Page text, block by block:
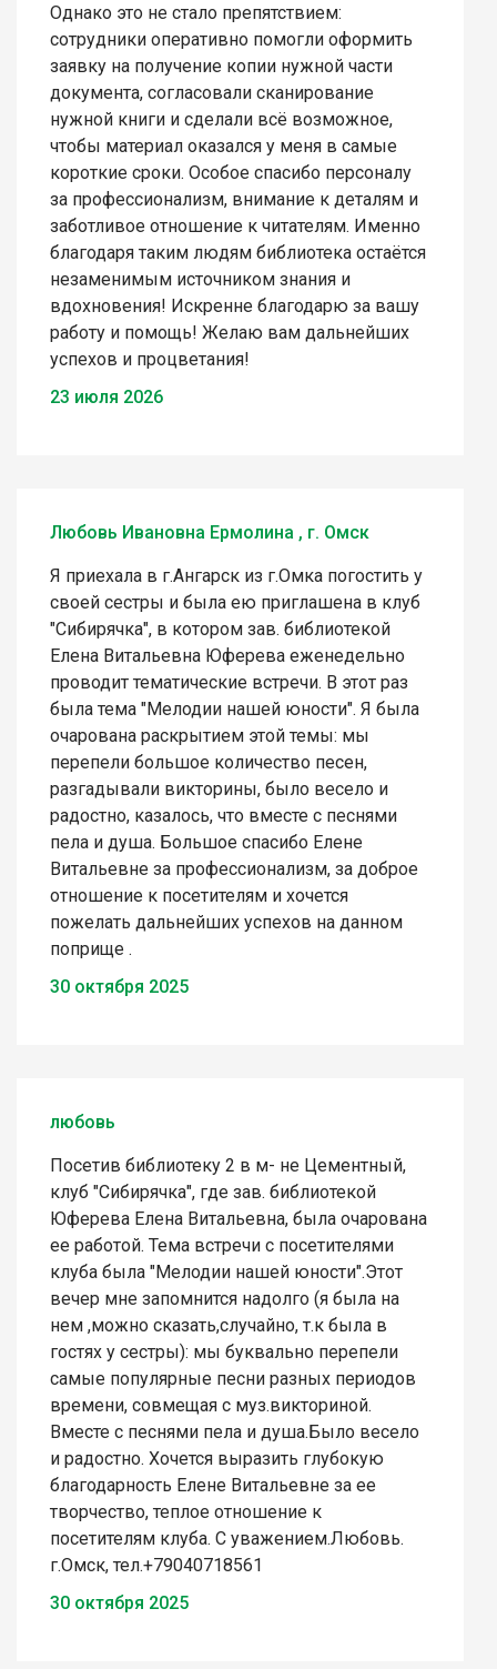
Однако это не стало препятствием:
сотрудники оперативно помогли оформить
заявку на получение копии нужной части
документа, согласовали сканирование
нужной книги и сделали всё возможное,
чтобы материал оказался у меня в самые
короткие сроки. Особое спасибо персоналу
за профессионализм, внимание к деталям и
заботливое отношение к читателям. Именно
благодаря таким людям библиотека остаётся
незаменимым источником знания и
вдохновения! Искренне благодарю за вашу
работу и помощь! Желаю вам дальнейших
успехов и процветания!
23 июля 2026
Любовь Ивановна Ермолина , г. Омск
Я приехала в г.Ангарск из г.Омка погостить у
своей сестры и была ею приглашена в клуб
"Сибирячка", в котором зав. библиотекой
Елена Витальевна Юферева еженедельно
проводит тематические встречи. В этот раз
была тема "Мелодии нашей юности". Я была
очарована раскрытием этой темы: мы
перепели большое количество песен,
разгадывали викторины, было весело и
радостно, казалось, что вместе с песнями
пела и душа. Большое спасибо Елене
Витальевне за профессионализм, за доброе
отношение к посетителям и хочется
пожелать дальнейших успехов на данном
поприще .
30 октября 2025
любовь
Посетив библиотеку 2 в м- не Цементный,
клуб "Сибирячка", где зав. библиотекой
Юферева Елена Витальевна, была очарована
ее работой. Тема встречи с посетителями
клуба была "Мелодии нашей юности".Этот
вечер мне запомнится надолго (я была на
нем ,можно сказать,случайно, т.к была в
гостях у сестры): мы буквально перепели
самые популярные песни разных периодов
времени, совмещая с муз.викториной.
Вместе с песнями пела и душа.Было весело
и радостно. Хочется выразить глубокую
благодарность Елене Витальевне за ее
творчество, теплое отношение к
посетителям клуба. С уважением.Любовь.
г.Омск, тел.+79040718561
30 октября 2025